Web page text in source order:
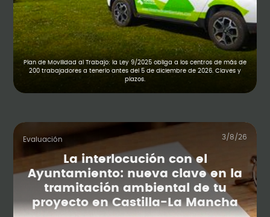
Plan de Movilidad al Trabajo: la Ley 9/2025 obliga a los centros de más de
200 trabajadores a tenerlo antes del 5 de diciembre de 2026. Claves y
plazos.
Evaluación 3/8/26
La interlocución con el
Ayuntamiento: nueva clave en la
tramitación ambiental de tu
proyecto en Castilla-La Mancha